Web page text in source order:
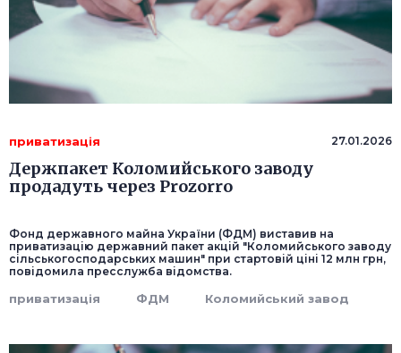
приватизація 27.01.2026
Держпакет Коломийського заводу
продадуть через Prozorro
Фонд державного майна України (ФДМ) виставив на
приватизацію державний пакет акцій "Коломийського заводу
сільськогосподарських машин" при стартовій ціні 12 млн грн,
повідомила пресслужба відомства.
приватизація ФДМ Коломийський завод